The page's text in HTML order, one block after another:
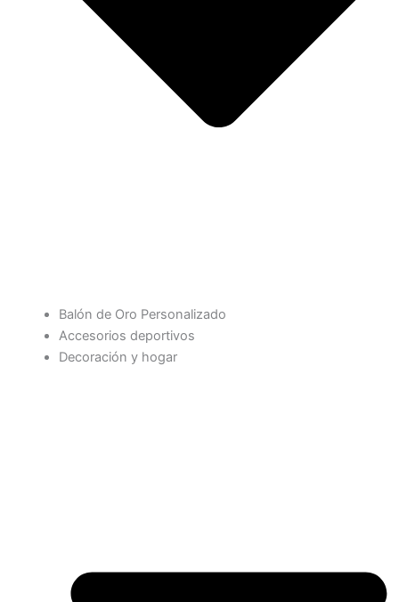
Balón de Oro Personalizado
Accesorios deportivos
Decoración y hogar